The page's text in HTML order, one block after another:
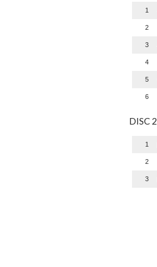
1
2
3
4
5
6
DISC 2
1
2
3